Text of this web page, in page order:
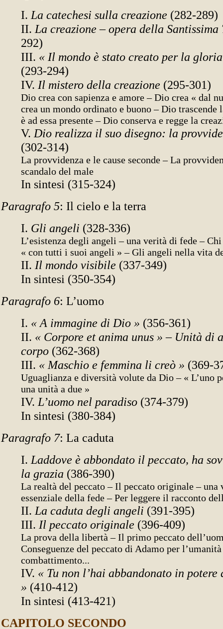
I. La catechesi sulla creazione (282-289)
II. La creazione – opera della
292)
III. « Il mondo è stato creato per la
(293-294)
IV. Il mistero della creazione (295-301)
Dio crea con sapienza e amore – Dio crea « dal
crea un mondo ordinato e buono – Dio trascende
è ad essa presente – Dio conserva e regge la
V. Dio realizza il suo disegno: la
(302-314)
La provvidenza e le cause seconde – La
scandalo del male
In sintesi (315-324)
Paragrafo 5: Il cielo e la terra
I. Gli angeli (328-336)
L’esistenza degli angeli – una verità di fede –
« con tutti i suoi angeli » – Gli angeli nella vita
II. Il mondo visibile (337-349)
In sintesi (350-354)
Paragrafo 6: L’uomo
I. « A immagine di Dio » (356-361)
II. « Corpore et anima unus » – Unità di
corpo (362-368)
III. « Maschio e femmina li creò » (369-
Uguaglianza e diversità volute da Dio – « L’uno
una unità a due »
IV. L’uomo nel paradiso (374-379)
In sintesi (380-384)
Paragrafo 7: La caduta
I. Laddove è abbondato il peccato, ha
la grazia (386-390)
La realtà del peccato – Il peccato originale – una
essenziale della fede – Per leggere il racconto
II. La caduta degli angeli (391-395)
III. Il peccato originale (396-409)
La prova della libertà – Il primo peccato
Conseguenze del peccato di Adamo per
combattimento...
IV. « Tu non l’hai abbandonato in potere
» (410-412)
In sintesi (413-421)
CAPITOLO SECONDO